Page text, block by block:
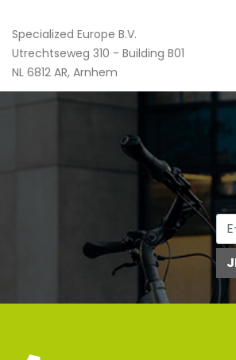
Specialized Europe B.V.
Utrechtseweg 310 - Building B01
NL 6812 AR, Arnhem